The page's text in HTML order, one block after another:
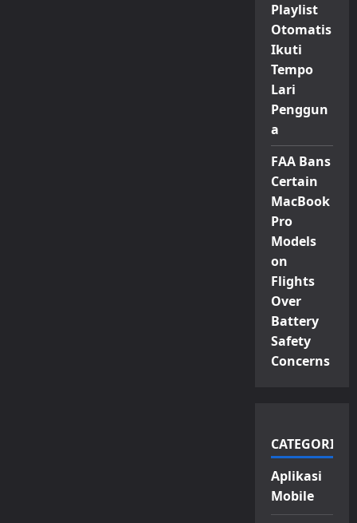
Playlist
Otomatis
Ikuti
Tempo
Lari
Penggun
a
FAA Bans
Certain
MacBook
Pro
Models
on
Flights
Over
Battery
Safety
Concerns
CATEGORIES
Aplikasi
Mobile